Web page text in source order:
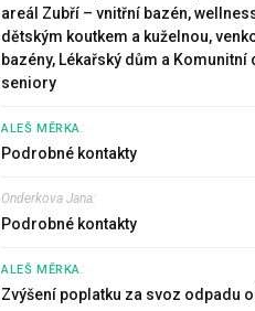
areál Zubří – vnitřní bazén,
dětským koutkem a kuželnou,
bazény, Lékařský dům a Komunitní
seniory
ALEŠ MĚRKA:
Podrobné kontakty
Onderkova Jana:
Podrobné kontakty
ALEŠ MĚRKA:
Zvýšení poplatku za svoz odpadu